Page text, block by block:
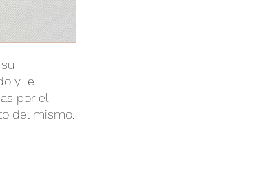
y le
por el
del mismo.